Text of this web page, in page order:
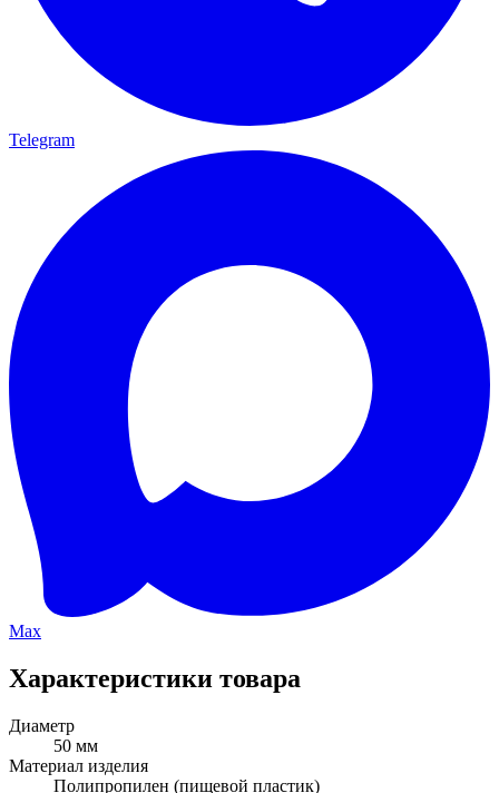
Telegram
Max
Характеристики товара
Диаметр
50 мм
Материал изделия
Полипропилен (пищевой пластик)